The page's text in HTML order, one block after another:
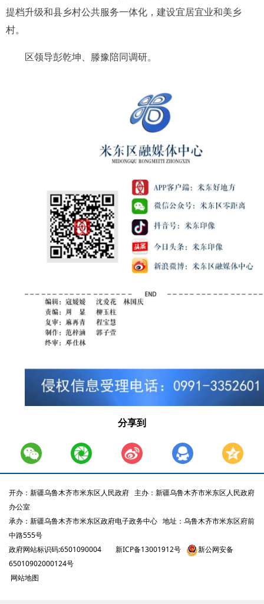
提档升级和县乡村公共服务一体化，建设宜居宜业和美乡
村。
区领导彭乾坤、滕豫陪同调研。
分享到
开办：新疆乌鲁木齐市米东区人民政府 主办：新疆乌鲁木齐市米东区人民政府
办公室
承办：新疆乌鲁木齐市米东区政府电子政务中心 地址：乌鲁木齐市米东区府前
中路555号
政府网站标识码:6501090004
新ICP备13001912号
新公网安备
65010902000124号
网站地图